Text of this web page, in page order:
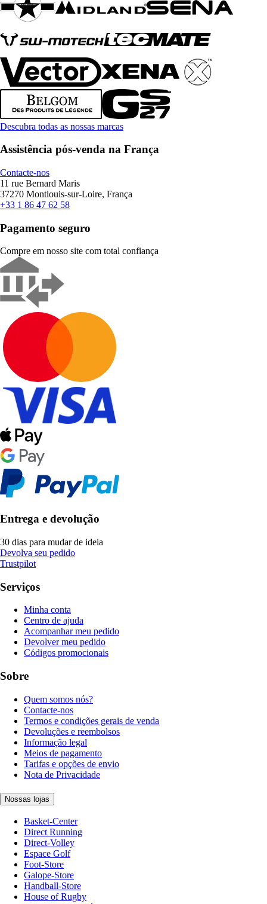
Descubra todas as nossas marcas
Assistência pós-venda na França
Contacte-nos
11 rue Bernard Maris
37270 Montlouis-sur-Loire, França
+33 1 86 47 62 58
Pagamento seguro
Compre em nosso site com total confiança
Entrega e devolução
30 dias para mudar de ideia
Devolva seu pedido
Trustpilot
Serviços
Minha conta
Centro de ajuda
Acompanhar meu pedido
Devolver meu pedido
Códigos promocionais
Sobre
Quem somos nós?
Contacte-nos
Termos e condições gerais de venda
Devoluções e reembolsos
Informação legal
Meios de pagamento
Tarifas e opções de envio
Nota de Privacidade
Nossas lojas
Basket-Center
Direct Running
Direct-Volley
Espace Golf
Foot-Store
Galope-Store
Handball-Store
House of Rugby